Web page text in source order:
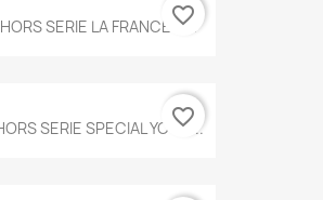
SERIE LA FRANCE A...
favorite_border
SERIE SPECIAL YOGA...
favorite_border